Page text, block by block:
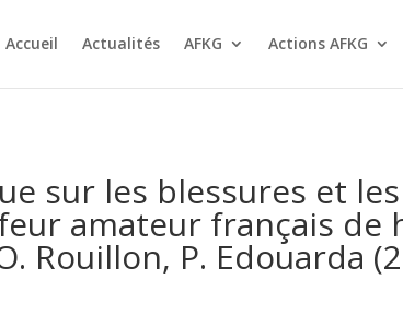
Accueil Actualités AFKG Actions AFKG
sur les blessures et
amateur français de
Rouillon, P. Edouarda